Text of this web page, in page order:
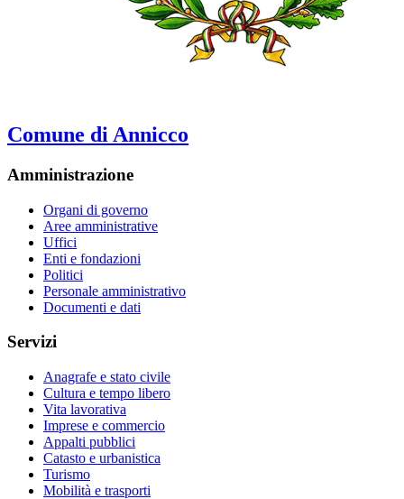
Comune di Annicco
Amministrazione
Organi di governo
Aree amministrative
Uffici
Enti e fondazioni
Politici
Personale amministrativo
Documenti e dati
Servizi
Anagrafe e stato civile
Cultura e tempo libero
Vita lavorativa
Imprese e commercio
Appalti pubblici
Catasto e urbanistica
Turismo
Mobilità e trasporti